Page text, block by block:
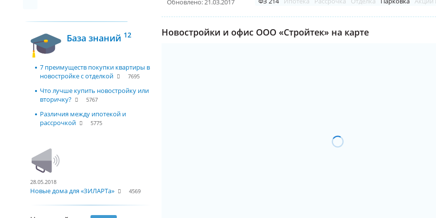
База знаний 12
7 преимуществ покупки квартиры в
новостройке с отделкой
7695
Что лучше купить новостройку или
вторичку?
5767
Различия между ипотекой и
рассрочкой
5775
28.05.2018
Новые дома для «ЗИЛАРТа» 4569
Обновлено: 21.03.2017
Новостройки и офис ООО «Стройтек» на карте